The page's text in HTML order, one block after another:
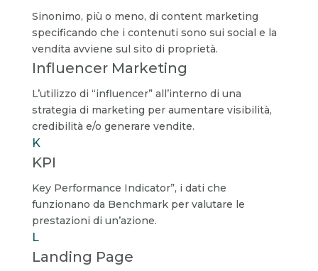
Sinonimo, più o meno, di content marketing
specificando che i contenuti sono sui social e la
vendita avviene sul sito di proprietà.
Influencer Marketing
L’utilizzo di “influencer” all’interno di una
strategia di marketing per aumentare visibilità,
credibilità e/o generare vendite.
K
KPI
Key Performance Indicator”, i dati che
funzionano da Benchmark per valutare le
prestazioni di un’azione.
L
Landing Page